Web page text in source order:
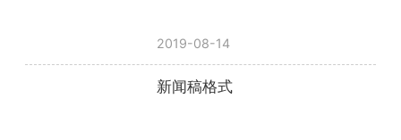
2019-08-14
新闻稿格式